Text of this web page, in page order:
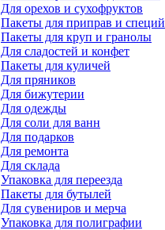
Для орехов и сухофруктов
Пакеты для приправ и специй
Пакеты для круп и гранолы
Для сладостей и конфет
Пакеты для куличей
Для пряников
Для бижутерии
Для одежды
Для соли для ванн
Для подарков
Для ремонта
Для склада
Упаковка для переезда
Пакеты для бутылей
Для сувениров и мерча
Упаковка для полиграфии